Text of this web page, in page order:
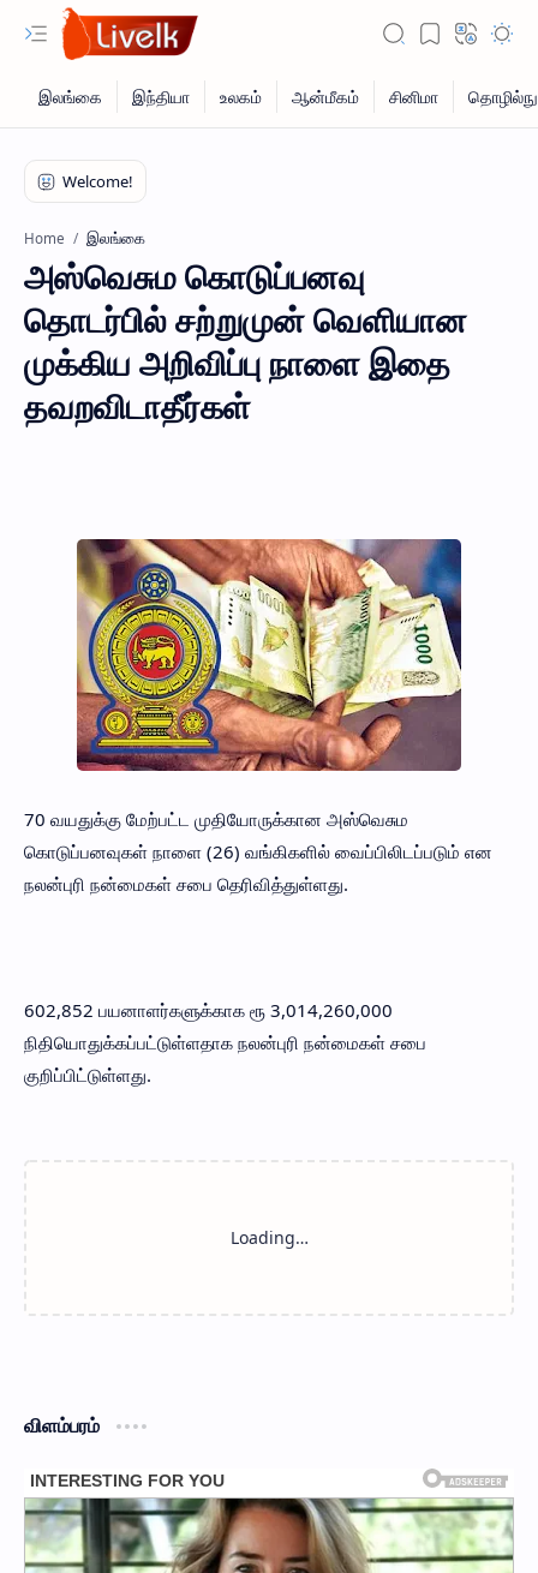
Home இலங்கை
அஸ்வெசும கொடுப்பனவு
தொடர்பில் சற்றுமுன் வெளியான
முக்கிய அறிவிப்பு நாளை இதை
தவறவிடாதீர்கள்
70 வயதுக்கு மேற்பட்ட முதியோருக்கான அஸ்வெசும
கொடுப்பனவுகள் நாளை (26) வங்கிகளில் வைப்பிலிடப்படும் என
நலன்புரி நன்மைகள் சபை தெரிவித்துள்ளது.
602,852 பயனாளர்களுக்காக ரூ 3,014,260,000
நிதியொதுக்கப்பட்டுள்ளதாக நலன்புரி நன்மைகள் சபை
குறிப்பிட்டுள்ளது.
விளம்பரம்